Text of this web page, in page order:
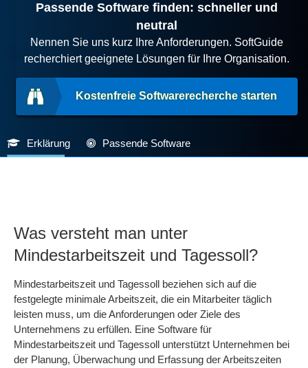
Passende Software finden: schneller und
neutral
Nennen Sie uns kurz Ihre Anforderungen. SoftGuide
recherchiert geeignete Lösungen für Ihre Organisation.
Kostenfreie Softwarerecherche starten
Erklärung Passende Software
Was versteht man unter
Mindestarbeitszeit und Tagessoll?
Mindestarbeitszeit und Tagessoll beziehen sich auf die
festgelegte minimale Arbeitszeit, die ein Mitarbeiter täglich
leisten muss, um die Anforderungen oder Ziele des
Unternehmens zu erfüllen. Eine Software für
Mindestarbeitszeit und Tagessoll unterstützt Unternehmen bei
der Planung, Überwachung und Erfassung der Arbeitszeiten